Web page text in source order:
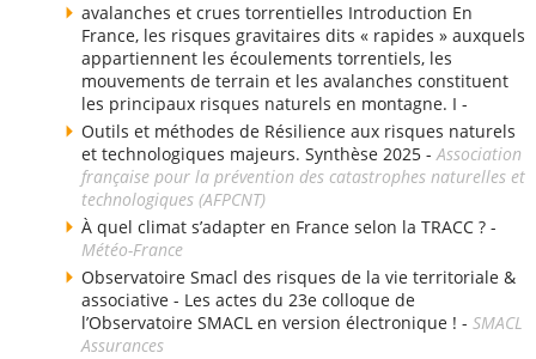
avalanches et crues torrentielles Introduction En
France, les risques gravitaires dits « rapides » auxquels
appartiennent les écoulements torrentiels, les
mouvements de terrain et les avalanches constituent
les principaux risques naturels en montagne. I -
Outils et méthodes de Résilience aux risques naturels
et technologiques majeurs. Synthèse 2025 -Association
française pour la prévention des catastrophes naturelles et
technologiques (AFPCNT)
À quel climat s’adapter en France selon la TRACC ? -
Météo-France
Observatoire Smacl des risques de la vie territoriale &
associative - Les actes du 23e colloque de
l’Observatoire SMACL en version électronique ! - SMACL
Assurances